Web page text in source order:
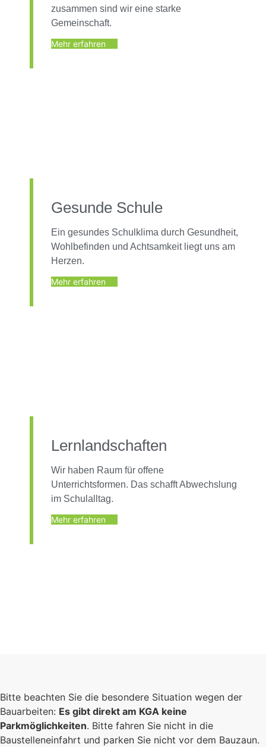
zusammen sind wir eine starke
Gemeinschaft.
Mehr erfahren
Gesunde Schule
Ein gesundes Schulklima durch Gesundheit,
Wohlbefinden und Achtsamkeit liegt uns am
Herzen.
Mehr erfahren
Lernlandschaften
Wir haben Raum für offene
Unterrichtsformen. Das schafft Abwechslung
im Schulalltag.
Mehr erfahren
Bitte beachten Sie die besondere Situation wegen der
Bauarbeiten: Es gibt direkt am KGA keine
Parkmöglichkeiten. Bitte fahren Sie nicht in die
Baustelleneinfahrt und parken Sie nicht vor dem Bauzaun.